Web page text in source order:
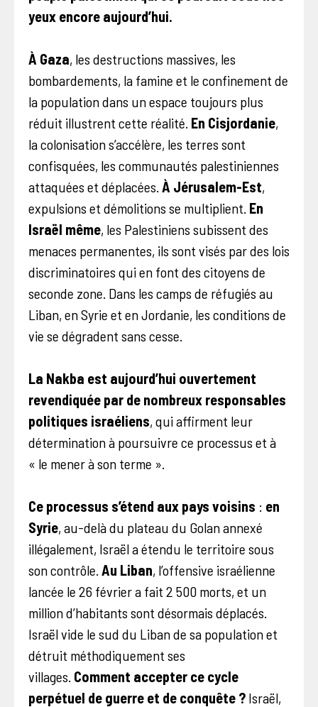
yeux encore aujourd’hui.
À Gaza, les destructions massives, les
bombardements, la famine et le confinement de
la population dans un espace toujours plus
réduit illustrent cette réalité. En Cisjordanie,
la colonisation s’accélère, les terres sont
confisquées, les communautés palestiniennes
attaquées et déplacées. À Jérusalem-Est,
expulsions et démolitions se multiplient. En
Israël même, les Palestiniens subissent des
menaces permanentes, ils sont visés par des lois
discriminatoires qui en font des citoyens de
seconde zone. Dans les camps de réfugiés au
Liban, en Syrie et en Jordanie, les conditions de
vie se dégradent sans cesse.
La Nakba est aujourd’hui ouvertement
revendiquée par de nombreux responsables
politiques israéliens, qui affirment leur
détermination à poursuivre ce processus et à
« le mener à son terme ».
Ce processus s’étend aux pays voisins : en
Syrie, au-delà du plateau du Golan annexé
illégalement, Israël a étendu le territoire sous
son contrôle. Au Liban, l’offensive israélienne
lancée le 26 février a fait 2 500 morts, et un
million d’habitants sont désormais déplacés.
Israël vide le sud du Liban de sa population et
détruit méthodiquement ses
villages. Comment accepter ce cycle
perpétuel de guerre et de conquête ? Israël,